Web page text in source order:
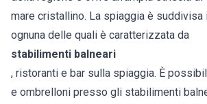
mare cristallino. La spiaggia è
ognuna delle quali è caratterizzata da
stabilimenti balneari
, ristoranti e bar sulla spiaggia. È
e ombrelloni presso gli stabilimenti